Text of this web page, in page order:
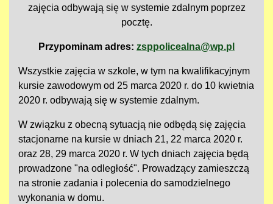
zajęcia odbywają się w systemie zdalnym poprzez
pocztę.
Przypominam adres: zsppolicealna@wp.pl
Wszystkie zajęcia w szkole, w tym na kwalifikacyjnym
kursie zawodowym od 25 marca 2020 r. do 10 kwietnia
2020 r. odbywają się w systemie zdalnym.
W związku z obecną sytuacją nie odbędą się zajęcia
stacjonarne na kursie w dniach 21, 22 marca 2020 r.
oraz 28, 29 marca 2020 r. W tych dniach zajęcia będą
prowadzone "na odległość". Prowadzący zamieszczą
na stronie zadania i polecenia do samodzielnego
wykonania w domu.